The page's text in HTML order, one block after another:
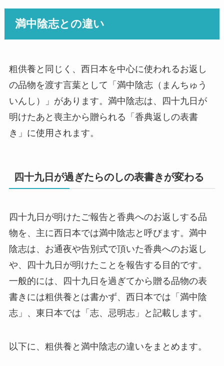
満中陰志との違い
粗供養と同じく、西日本を中心に使われるお返し
の品物を渡す言葉として「満中陰志（まんちゅう
いんし）」があります。満中陰志は、四十九日が
明けたあと喪主から贈られる「香典返しの表書
き」に使用されます。
四十九日が過ぎたらのしの表書きが変わる
四十九日が明けたご報告と香典へのお返しする品
物を、主に西日本では満中陰志と呼びます。満中
陰志は、お通夜や告別式で頂いた香典へのお返し
や、四十九日が明けたことを報告する目的です。
一般的には、四十九日を過ぎてから贈る品物の表
書きには粗供養とは書かず、西日本では「満中陰
志」、東日本では「志、忌明志」と記載します。
以下に、粗供養と満中陰志の違いをまとめます。